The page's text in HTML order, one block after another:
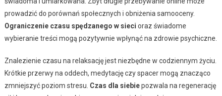
prowadzić do porównań społecznych i obniżenia samooceny.
Ograniczenie czasu spędzanego w sieci oraz świadome
wybieranie treści mogą pozytywnie wpłynąć na zdrowie psychiczne.
Znalezienie czasu na relaksację jest niezbędne w codziennym życiu.
Krótkie przerwy na oddech, medytację czy spacer mogą znacząco
zmniejszyć poziom stresu. Czas dla siebiepozwala na regenerację